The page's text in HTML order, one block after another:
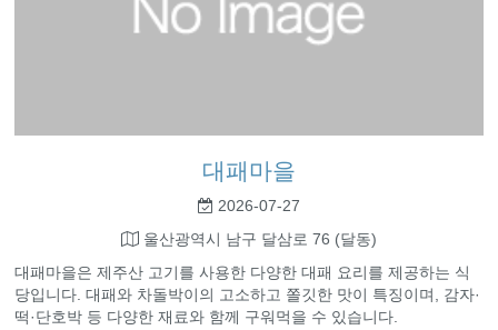
대패마을
2026-07-27
울산광역시 남구 달삼로 76 (달동)
대패마을은 제주산 고기를 사용한 다양한 대패 요리를 제공하는 식
당입니다. 대패와 차돌박이의 고소하고 쫄깃한 맛이 특징이며, 감자·
떡·단호박 등 다양한 재료와 함께 구워먹을 수 있습니다.